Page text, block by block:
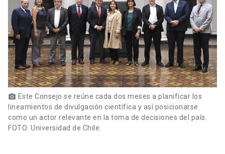
photo_camera Este Consejo se reúne cada dos meses a planificar los
lineamientos de divulgación científica y así posicionarse
como un actor relevante en la toma de decisiones del país.
FOTO: Universidad de Chile.